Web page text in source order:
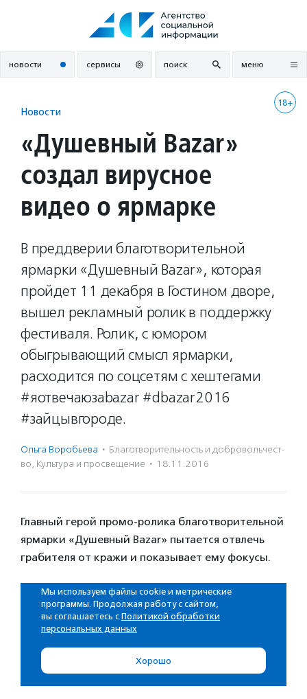
новости сервисы поиск меню
18+
Новости
«Душевный Bazar»
создал вирусное
видео о ярмарке
В преддверии благотворительной
ярмарки «Душевный Bazar», которая
пройдет 11 декабря в Гостином дворе,
вышел рекламный ролик в поддержку
фестиваля. Ролик, с юмором
обыгрывающий смысл ярмарки,
расходится по соцсетям с хештегами
#яотвечаюзаbazar #dbazar2016
#зайцывгороде.
Ольга Воробьева · Благотвори­тель­ность и доброволь­чест­
во, Культура и просвещение · 18.11.2016
Главный герой промо-ролика благотворительной
ярмарки «Душевный Bazar» пытается отвлечь
грабителя от кражи и показывает ему фокусы.